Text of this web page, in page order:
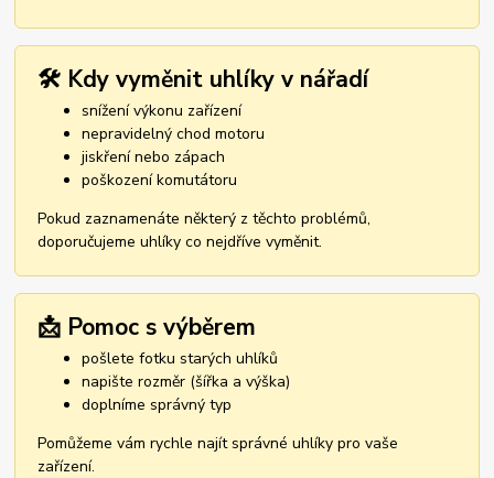
🛠️ Kdy vyměnit uhlíky v nářadí
snížení výkonu zařízení
nepravidelný chod motoru
jiskření nebo zápach
poškození komutátoru
Pokud zaznamenáte některý z těchto problémů,
doporučujeme uhlíky co nejdříve vyměnit.
📩 Pomoc s výběrem
pošlete fotku starých uhlíků
napište rozměr (šířka a výška)
doplníme správný typ
Pomůžeme vám rychle najít správné uhlíky pro vaše
zařízení.